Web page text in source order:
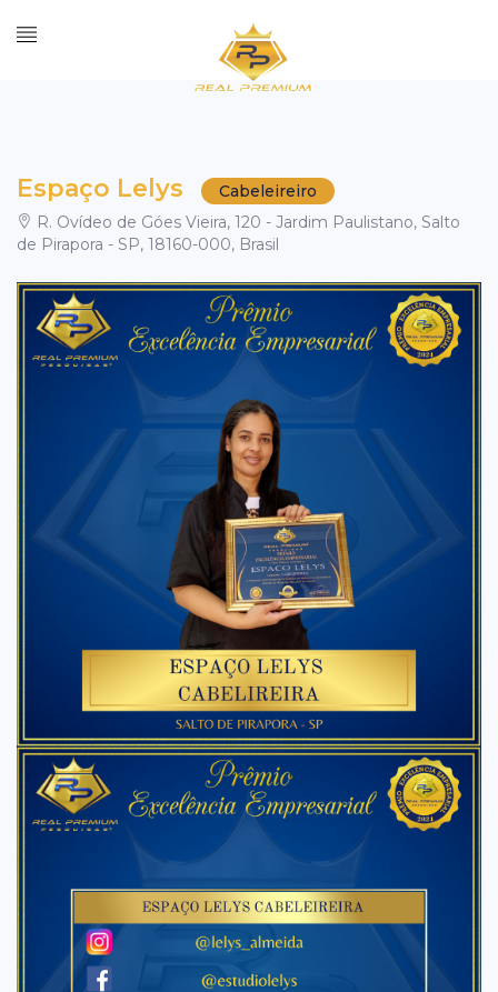
Espaço Lelys
Cabeleireiro
R. Ovídeo de Góes Vieira, 120 - Jardim Paulistano, Salto
de Pirapora - SP, 18160-000, Brasil